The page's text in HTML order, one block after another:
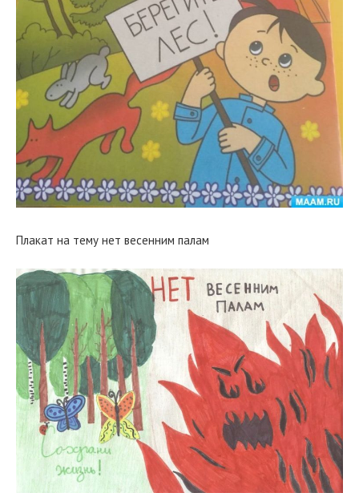
Плакат на тему нет весенним палам